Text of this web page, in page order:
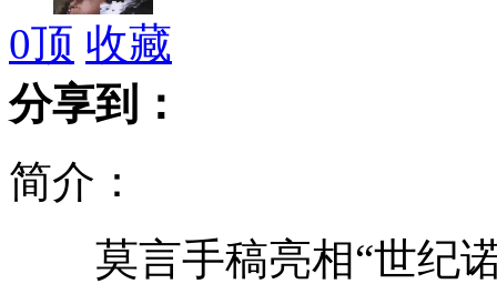
女学生夜翻栏杆被护栏戳穿下巴
劫匪强吻受害人 称没亲吻过女人
0顶 收藏
分享到：
简介：
莫言手稿亮相“世纪诺